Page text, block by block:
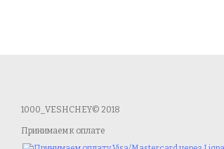
1000_VESHCHEY© 2018
Принимаем к оплате